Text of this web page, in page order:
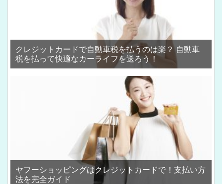
クレジットカードで自動車税を払うのは楽？ 自動車
税を払って快適なカーライフを送ろう！
ヤフーショッピングはクレジットカードで！支払い方
法を完全ガイド